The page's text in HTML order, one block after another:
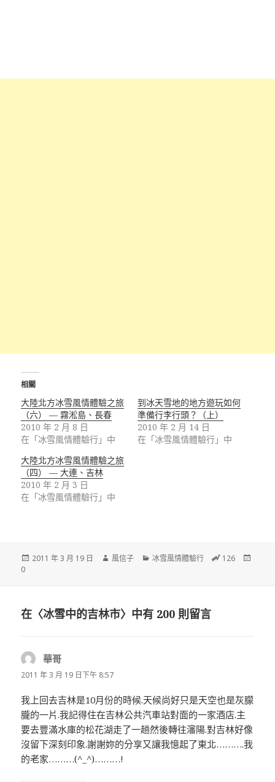
相關
大陸北方冰雪風情體驗之旅
（六） — 霧淞島、長春
2010 年 2 月 8 日
在「冰雪風情體驗行」中
到冰天雪地的地方遊玩如何
準備行李行頭？（上）
2010 年 2 月 14 日
在「冰雪風情體驗行」中
大陸北方冰雪風情體驗之旅
（四） — 大連、吉林
2010 年 2 月 3 日
在「冰雪風情體驗行」中
發
2011 年 3 月 19 日
作
風信子
分
冰雪風情體驗行
總
126
0
在〈冰雪中的吉林市〉中有 200 則留言
華哥
示:
2011 年 3 月 19 日下午 8:57
我上回去吉林是10月份的時候.天候尚好只是天空也是灰朦
朧的一片.我記得住在吉林公共汽車站對面的一家酒店.主
要去豐滿水庫的松花湖走了一趟然後轉往瀋陽.對吉林好像
沒留下深刻印象.謝謝妳的分享又讓我憶起了東北……….我
的老家………(^_^)………!